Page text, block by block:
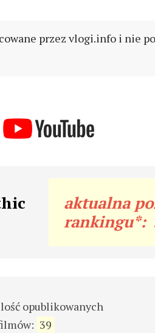
przez vlogi.info i nie
aktualna
rankingu*:
opublikowanych
39